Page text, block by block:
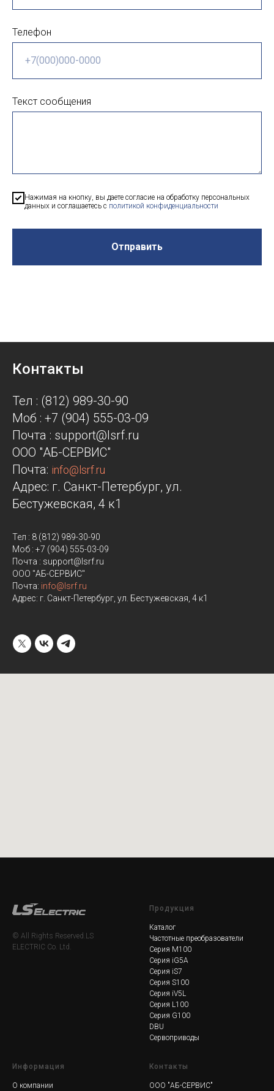
Телефон
Текст сообщения
Нажимая на кнопку, вы даете согласие на обработку персональных
данных и соглашаетесь c политикой конфиденциальности
Отправить
Контакты
Тел : (812) 989-30-90
Моб : +7 (904) 555-03-09
Почта : support@lsrf.ru
ООО "АБ-СЕРВИС"
Почта: info@lsrf.ru
Адрес: г. Санкт-Петербург, ул.
Бестужевская, 4 к1
Тел : 8 (812) 989-30-90
Моб : +7 (904) 555-03-09
Почта : support@lsrf.ru
ООО "АБ-СЕРВИС"
Почта: info@lsrf.ru
Адрес: г. Санкт-Петербург, ул. Бестужевская, 4 к1
© All Rights Reserved.LS
ELECTRIC Co. Ltd.
Продукция
Каталог
Частотные преобразователи
Серия M100
Серия iG5A
Серия iS7
Серия S100
Серия iV5L
Серия L100
Серия G100
DBU
Сервоприводы
Информация
О компании
Контакты
ООО "АБ-СЕРВИС"